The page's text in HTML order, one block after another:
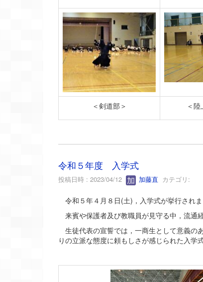
＜剣道部＞ ＜陸
令和５年度 入学式
投稿日時 : 2023/04/12 加藤直 カテゴリ:
令和５年４月８日(土)，入学式が挙行されま
来賓や保護者及び教職員が見守る中，流通
生徒代表の宣誓では，一商生として意義の
りの立派な態度に頼もしさが感じられた入学式
ようこそ！